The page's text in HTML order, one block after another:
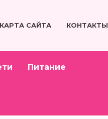
КАРТА САЙТА КОНТАКТЫ
Питание